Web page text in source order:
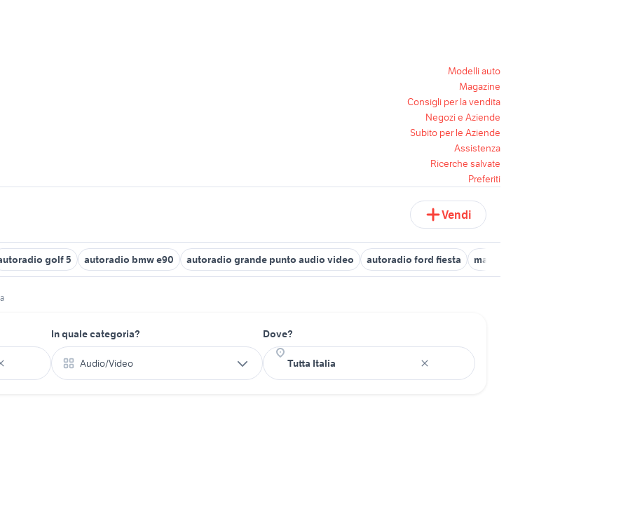
Modelli auto
Magazine
Consigli per la vendita
Negozi e Aziende
Subito per le Aziende
Assistenza
Ricerche salvate
Preferiti
Vendi
golf 5 autoradio bmw e90 autoradio grande punto audio video autoradio ford fiesta macchina da cucito Caserta
In quale categoria?
Audio/Video
Dove?